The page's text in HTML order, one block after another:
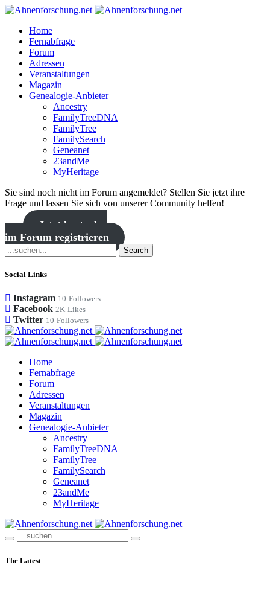
Home
Fernabfrage
Forum
Adressen
Veranstaltungen
Magazin
Genealogie-Anbieter
Ancestry
FamilyTreeDNA
FamilyTree
FamilySearch
Geneanet
23andMe
MyHeritage
Sie sind noch nicht im Forum angemeldet? Stellen Sie jetzt ihre
Frage und lassen Sie sich von unserer Community helfen!
Jetzt kostenlos
im Forum registrieren
Search
Social Links
Instagram 10 Followers
Facebook 2K Likes
Twitter 10 Followers
Home
Fernabfrage
Forum
Adressen
Veranstaltungen
Magazin
Genealogie-Anbieter
Ancestry
FamilyTreeDNA
FamilyTree
FamilySearch
Geneanet
23andMe
MyHeritage
The Latest